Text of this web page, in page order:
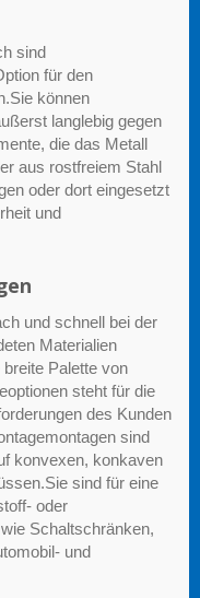
sind
für den
können
langlebig gegen
die das Metall
aus rostfreiem Stahl
oder dort eingesetzt
und
und schnell bei der
Materialien
Palette von
steht für die
des Kunden
sind
konvexen, konkaven
sind für eine
oder
Schaltschränken,
und